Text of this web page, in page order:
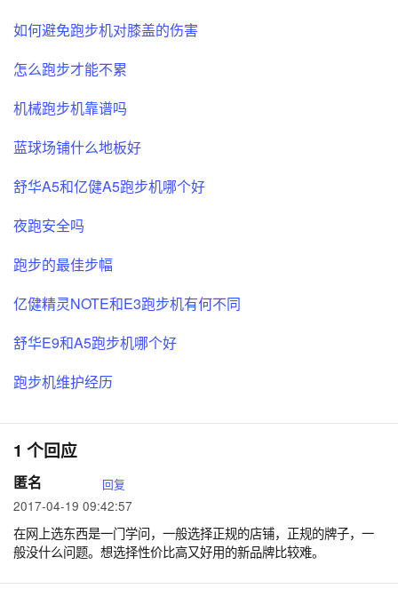
如何避免跑步机对膝盖的伤害
怎么跑步才能不累
机械跑步机靠谱吗
蓝球场铺什么地板好
舒华A5和亿健A5跑步机哪个好
夜跑安全吗
跑步的最佳步幅
亿健精灵NOTE和E3跑步机有何不同
舒华E9和A5跑步机哪个好
跑步机维护经历
1 个回应
匿名 回复
2017-04-19 09:42:57
在网上选东西是一门学问，一般选择正规的店铺，正规的牌子，一
般没什么问题。想选择性价比高又好用的新品牌比较难。